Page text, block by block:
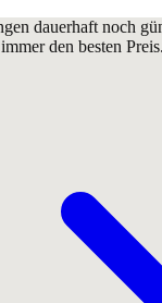
dauerhaft noch
den besten Preis.